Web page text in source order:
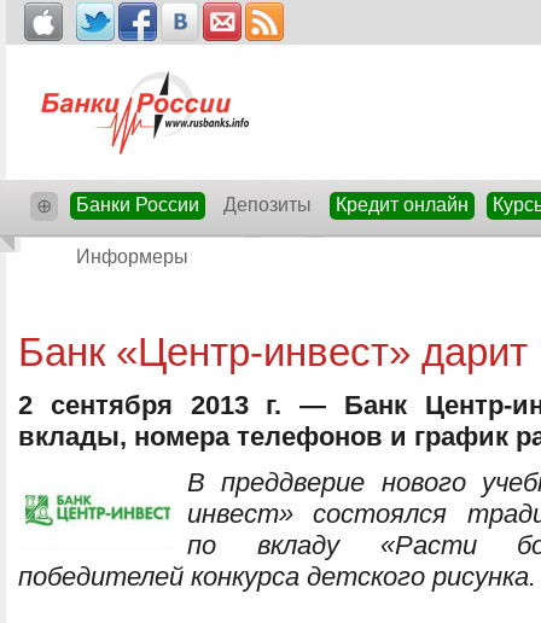
⊕ Банки России Депозиты Кредит онлайн
Информеры
Банк «Центр-инвест»
2 сентября 2013 г. — Банк Центр-
вклады, номера телефонов и график
В преддверие нового
инвест» состоялся
по вкладу «Расти
победителей конкурса детского